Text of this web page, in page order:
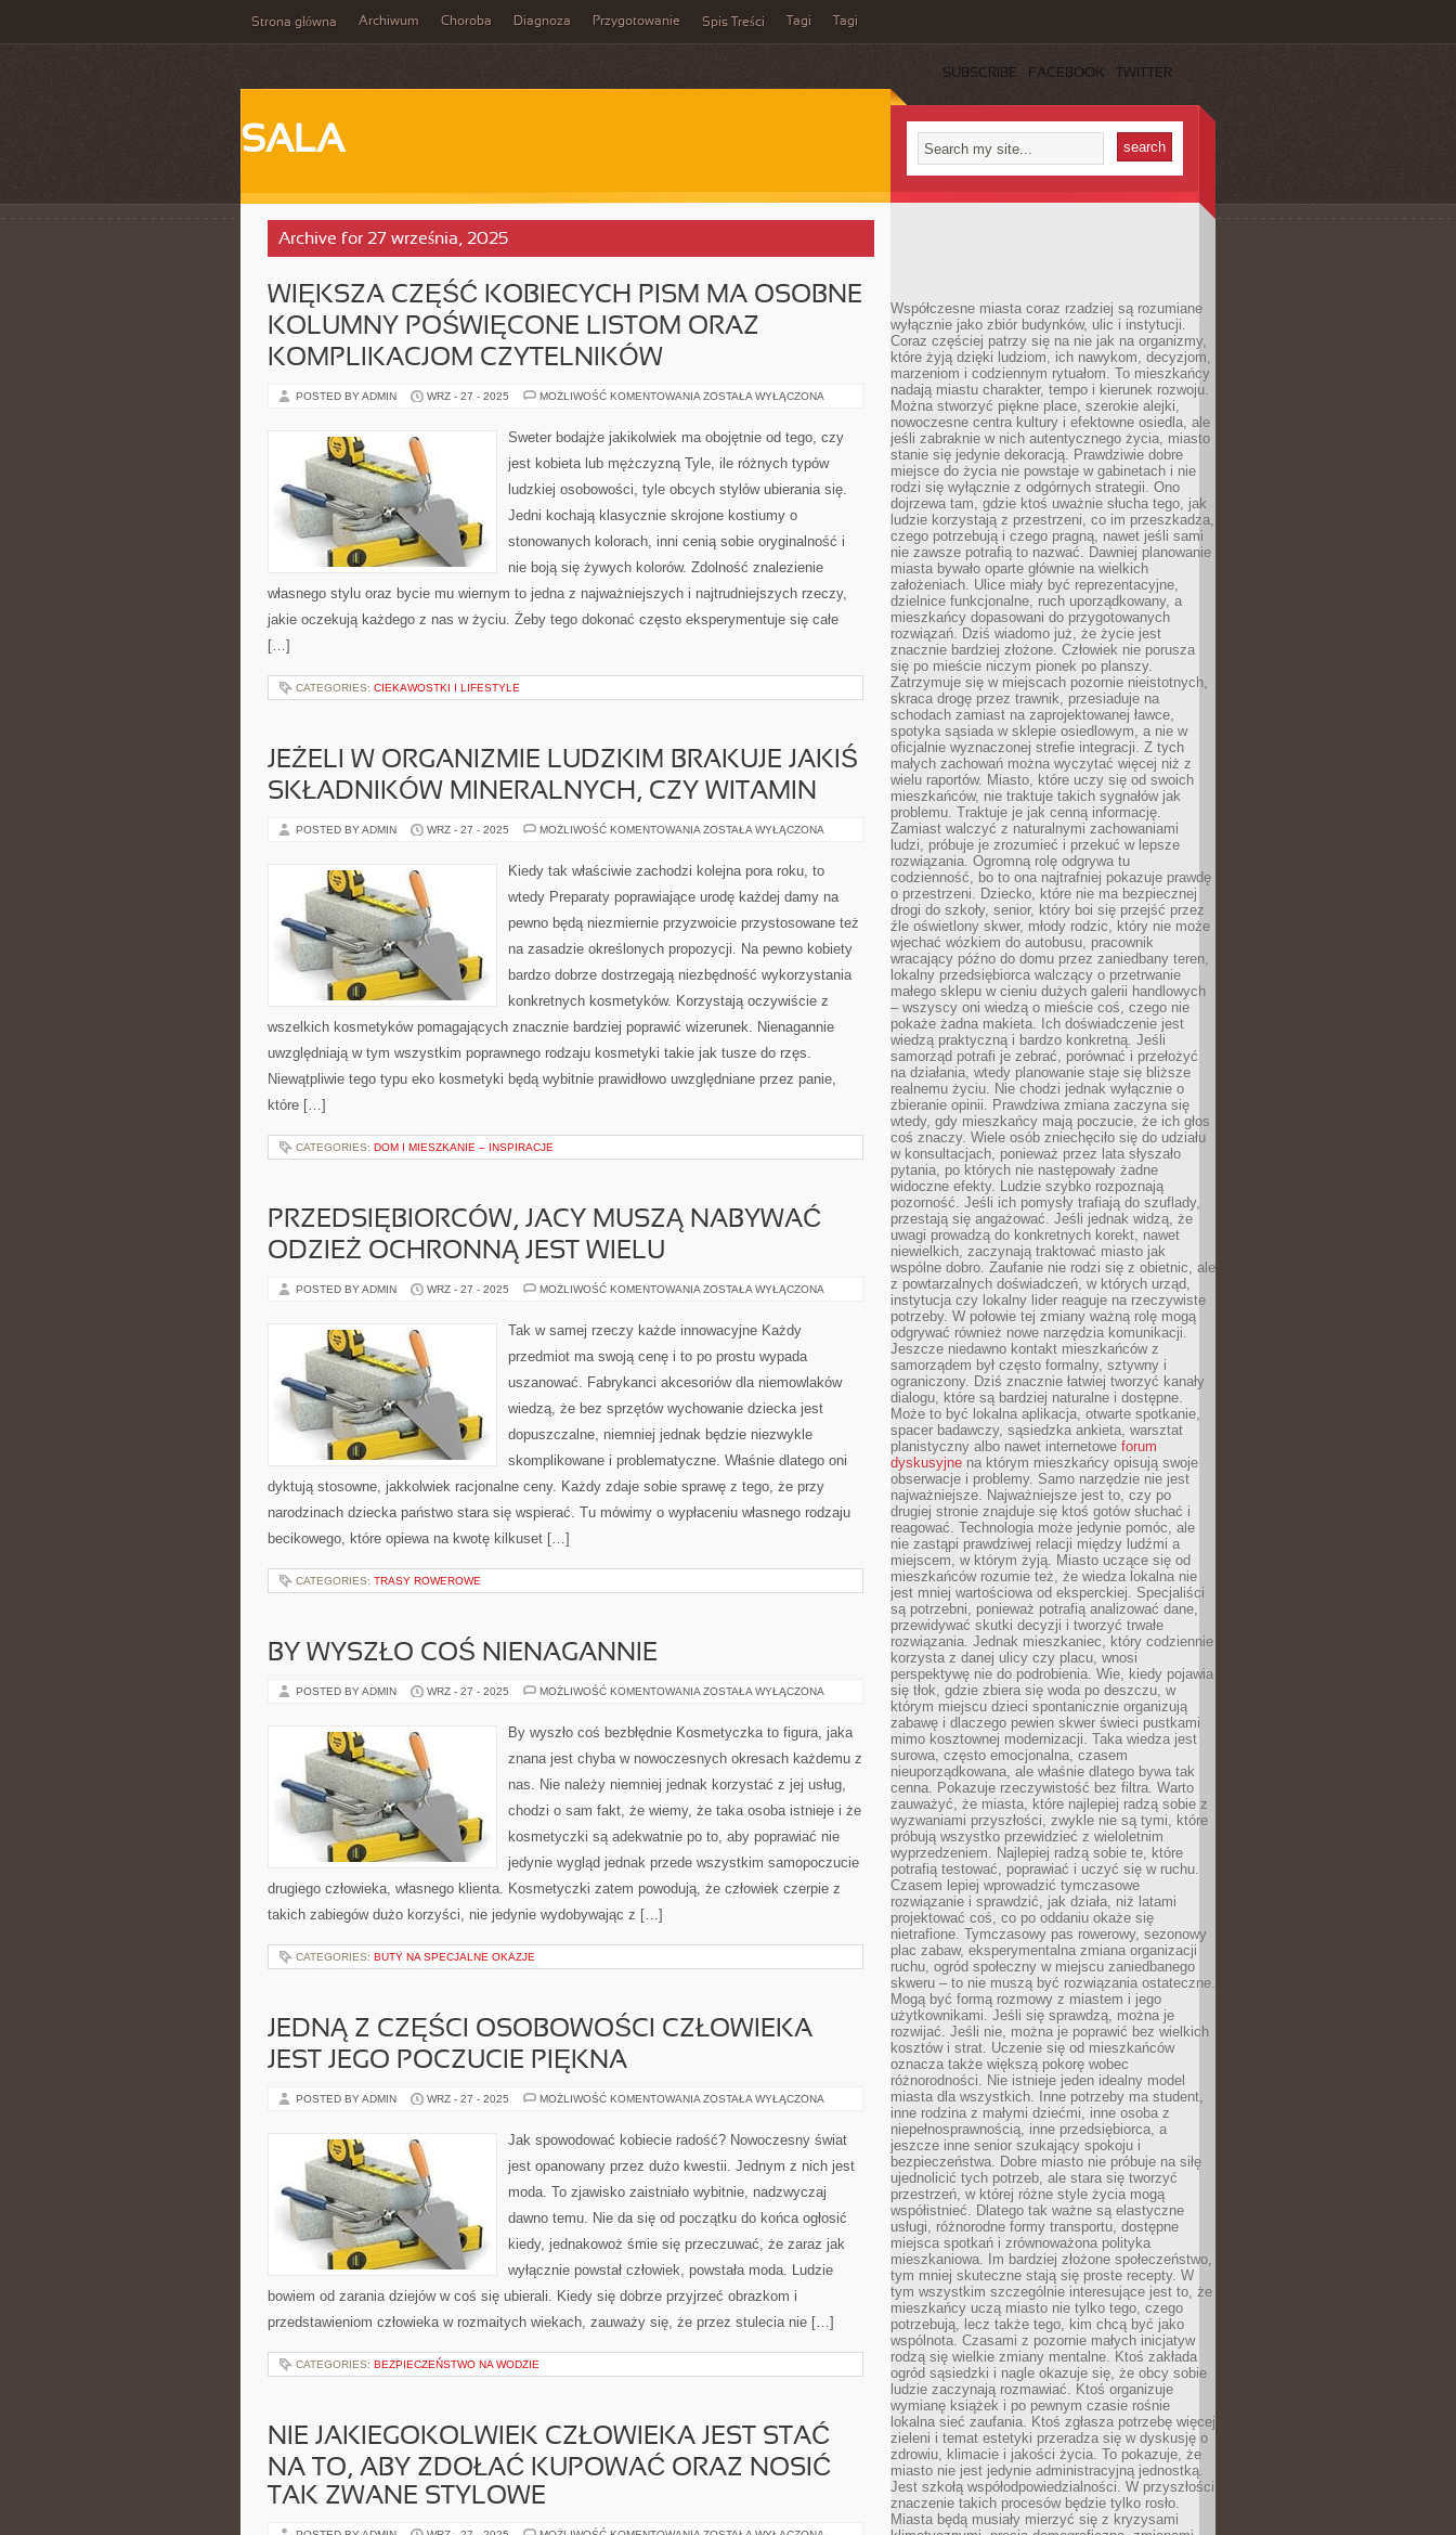
Strona główna Archiwum Choroba Diagnoza Przygotowanie Spis Treści Tagi Tagi
SUBSCRIBE FACEBOOK TWITTER
SALA
Archive for 27 września, 2025
WIĘKSZA CZĘŚĆ KOBIECYCH PISM MA OSOBNE
KOLUMNY POŚWIĘCONE LISTOM ORAZ
KOMPLIKACJOM CZYTELNIKÓW
POSTED BY ADMIN WRZ - 27 - 2025 MOŻLIWOŚĆ KOMENTOWANIA WIĘKSZA
PISM
MA
KOLUMNY
LISTOM
KOMPLIKACJOM
CZYTELNIKÓW
ZOSTAŁA WYŁĄCZONA
Sweter bodajże jakikolwiek ma obojętnie od tego, czy
jest kobieta lub mężczyzną Tyle, ile różnych typów
ludzkiej osobowości, tyle obcych stylów ubierania się.
Jedni kochają klasycznie skrojone kostiumy o
stonowanych kolorach, inni cenią sobie oryginalność i
nie boją się żywych kolorów. Zdolność znalezienie
własnego stylu oraz bycie mu wiernym to jedna z najważniejszych i najtrudniejszych rzeczy,
jakie oczekują każdego z nas w życiu. Żeby tego dokonać często eksperymentuje się całe
[…]
CATEGORIES: CIEKAWOSTKI I LIFESTYLE
JEŻELI W ORGANIZMIE LUDZKIM BRAKUJE JAKIŚ
SKŁADNIKÓW MINERALNYCH, CZY WITAMIN
POSTED BY ADMIN WRZ - 27 - 2025 MOŻLIWOŚĆ KOMENTOWANIA JEŻELI
LUDZKIM
BRAKUJE
SKŁADNIKÓW
CZY
ZOSTAŁA WYŁĄCZONA
Kiedy tak właściwie zachodzi kolejna pora roku, to
wtedy Preparaty poprawiające urodę każdej damy na
pewno będą niezmiernie przyzwoicie przystosowane też
na zasadzie określonych propozycji. Na pewno kobiety
bardzo dobrze dostrzegają niezbędność wykorzystania
konkretnych kosmetyków. Korzystają oczywiście z
wszelkich kosmetyków pomagających znacznie bardziej poprawić wizerunek. Nienagannie
uwzględniają w tym wszystkim poprawnego rodzaju kosmetyki takie jak tusze do rzęs.
Niewątpliwie tego typu eko kosmetyki będą wybitnie prawidłowo uwzględniane przez panie,
które […]
CATEGORIES: DOM I MIESZKANIE – INSPIRACJE
PRZEDSIĘBIORCÓW, JACY MUSZĄ NABYWAĆ
ODZIEŻ OCHRONNĄ JEST WIELU
POSTED BY ADMIN WRZ - 27 - 2025 MOŻLIWOŚĆ KOMENTOWANIA PRZEDSIĘBIORCÓW,
NABYWAĆ
ODZIEŻ
JEST
ZOSTAŁA WYŁĄCZONA
Tak w samej rzeczy każde innowacyjne Każdy
przedmiot ma swoją cenę i to po prostu wypada
uszanować. Fabrykanci akcesoriów dla niemowlaków
wiedzą, że bez sprzętów wychowanie dziecka jest
dopuszczalne, niemniej jednak będzie niezwykle
skomplikowane i problematyczne. Właśnie dlatego oni
dyktują stosowne, jakkolwiek racjonalne ceny. Każdy zdaje sobie sprawę z tego, że przy
narodzinach dziecka państwo stara się wspierać. Tu mówimy o wypłaceniu własnego rodzaju
becikowego, które opiewa na kwotę kilkuset […]
CATEGORIES: TRASY ROWEROWE
BY WYSZŁO COŚ NIENAGANNIE
POSTED BY ADMIN WRZ - 27 - 2025 MOŻLIWOŚĆ KOMENTOWANIA BY
NIENAGANNIE
ZOSTAŁA WYŁĄCZONA
By wyszło coś bezbłędnie Kosmetyczka to figura, jaka
znana jest chyba w nowoczesnych okresach każdemu z
nas. Nie należy niemniej jednak korzystać z jej usług,
chodzi o sam fakt, że wiemy, że taka osoba istnieje i że
kosmetyczki są adekwatnie po to, aby poprawiać nie
jedynie wygląd jednak przede wszystkim samopoczucie
drugiego człowieka, własnego klienta. Kosmetyczki zatem powodują, że człowiek czerpie z
takich zabiegów dużo korzyści, nie jedynie wydobywając z […]
CATEGORIES: BUTY NA SPECJALNE OKAZJE
JEDNĄ Z CZĘŚCI OSOBOWOŚCI CZŁOWIEKA
JEST JEGO POCZUCIE PIĘKNA
POSTED BY ADMIN WRZ - 27 - 2025 MOŻLIWOŚĆ KOMENTOWANIA JEDNĄ
OSOBOWOŚCI
CZŁOWIEKA
JEGO
PIĘKNA
ZOSTAŁA WYŁĄCZONA
Jak spowodować kobiecie radość? Nowoczesny świat
jest opanowany przez dużo kwestii. Jednym z nich jest
moda. To zjawisko zaistniało wybitnie, nadzwyczaj
dawno temu. Nie da się od początku do końca ogłosić
kiedy, jednakowoż śmie się przeczuwać, że zaraz jak
wyłącznie powstał człowiek, powstała moda. Ludzie
bowiem od zarania dziejów w coś się ubierali. Kiedy się dobrze przyjrzeć obrazkom i
przedstawieniom człowieka w rozmaitych wiekach, zauważy się, że przez stulecia nie […]
CATEGORIES: BEZPIECZEŃSTWO NA WODZIE
NIE JAKIEGOKOLWIEK CZŁOWIEKA JEST STAĆ
NA TO, ABY ZDOŁAĆ KUPOWAĆ ORAZ NOSIĆ
TAK ZWANE STYLOWE
Współczesne miasta coraz rzadziej są rozumiane
wyłącznie jako zbiór budynków, ulic i instytucji.
Coraz częściej patrzy się na nie jak na organizmy,
które żyją dzięki ludziom, ich nawykom, decyzjom,
marzeniom i codziennym rytuałom. To mieszkańcy
nadają miastu charakter, tempo i kierunek rozwoju.
Można stworzyć piękne place, szerokie alejki,
nowoczesne centra kultury i efektowne osiedla, ale
jeśli zabraknie w nich autentycznego życia, miasto
stanie się jedynie dekoracją. Prawdziwie dobre
miejsce do życia nie powstaje w gabinetach i nie
rodzi się wyłącznie z odgórnych strategii. Ono
dojrzewa tam, gdzie ktoś uważnie słucha tego, jak
ludzie korzystają z przestrzeni, co im przeszkadza,
czego potrzebują i czego pragną, nawet jeśli sami
nie zawsze potrafią to nazwać. Dawniej planowanie
miasta bywało oparte głównie na wielkich
założeniach. Ulice miały być reprezentacyjne,
dzielnice funkcjonalne, ruch uporządkowany, a
mieszkańcy dopasowani do przygotowanych
rozwiązań. Dziś wiadomo już, że życie jest
znacznie bardziej złożone. Człowiek nie porusza
się po mieście niczym pionek po planszy.
Zatrzymuje się w miejscach pozornie nieistotnych,
skraca drogę przez trawnik, przesiaduje na
schodach zamiast na zaprojektowanej ławce,
spotyka sąsiada w sklepie osiedlowym, a nie w
oficjalnie wyznaczonej strefie integracji. Z tych
małych zachowań można wyczytać więcej niż z
wielu raportów. Miasto, które uczy się od swoich
mieszkańców, nie traktuje takich sygnałów jak
problemu. Traktuje je jak cenną informację.
Zamiast walczyć z naturalnymi zachowaniami
ludzi, próbuje je zrozumieć i przekuć w lepsze
rozwiązania. Ogromną rolę odgrywa tu
codzienność, bo to ona najtrafniej pokazuje prawdę
o przestrzeni. Dziecko, które nie ma bezpiecznej
drogi do szkoły, senior, który boi się przejść przez
źle oświetlony skwer, młody rodzic, który nie może
wjechać wózkiem do autobusu, pracownik
wracający późno do domu przez zaniedbany teren,
lokalny przedsiębiorca walczący o przetrwanie
małego sklepu w cieniu dużych galerii handlowych
– wszyscy oni wiedzą o mieście coś, czego nie
pokaże żadna makieta. Ich doświadczenie jest
wiedzą praktyczną i bardzo konkretną. Jeśli
samorząd potrafi je zebrać, porównać i przełożyć
na działania, wtedy planowanie staje się bliższe
realnemu życiu. Nie chodzi jednak wyłącznie o
zbieranie opinii. Prawdziwa zmiana zaczyna się
wtedy, gdy mieszkańcy mają poczucie, że ich głos
coś znaczy. Wiele osób zniechęciło się do udziału
w konsultacjach, ponieważ przez lata słyszało
pytania, po których nie następowały żadne
widoczne efekty. Ludzie szybko rozpoznają
pozorność. Jeśli ich pomysły trafiają do szuflady,
przestają się angażować. Jeśli jednak widzą, że
uwagi prowadzą do konkretnych korekt, nawet
niewielkich, zaczynają traktować miasto jak
wspólne dobro. Zaufanie nie rodzi się z obietnic, ale
z powtarzalnych doświadczeń, w których urząd,
instytucja czy lokalny lider reaguje na rzeczywiste
potrzeby. W połowie tej zmiany ważną rolę mogą
odgrywać również nowe narzędzia komunikacji.
Jeszcze niedawno kontakt mieszkańców z
samorządem był często formalny, sztywny i
ograniczony. Dziś znacznie łatwiej tworzyć kanały
dialogu, które są bardziej naturalne i dostępne.
Może to być lokalna aplikacja, otwarte spotkanie,
spacer badawczy, sąsiedzka ankieta, warsztat
planistyczny albo nawet internetowe forum
dyskusyjne na którym mieszkańcy opisują swoje
obserwacje i problemy. Samo narzędzie nie jest
najważniejsze. Najważniejsze jest to, czy po
drugiej stronie znajduje się ktoś gotów słuchać i
reagować. Technologia może jedynie pomóc, ale
nie zastąpi prawdziwej relacji między ludźmi a
miejscem, w którym żyją. Miasto uczące się od
mieszkańców rozumie też, że wiedza lokalna nie
jest mniej wartościowa od eksperckiej. Specjaliści
są potrzebni, ponieważ potrafią analizować dane,
przewidywać skutki decyzji i tworzyć trwałe
rozwiązania. Jednak mieszkaniec, który codziennie
korzysta z danej ulicy czy placu, wnosi
perspektywę nie do podrobienia. Wie, kiedy pojawia
się tłok, gdzie zbiera się woda po deszczu, w
którym miejscu dzieci spontanicznie organizują
zabawę i dlaczego pewien skwer świeci pustkami
mimo kosztownej modernizacji. Taka wiedza jest
surowa, często emocjonalna, czasem
nieuporządkowana, ale właśnie dlatego bywa tak
cenna. Pokazuje rzeczywistość bez filtra. Warto
zauważyć, że miasta, które najlepiej radzą sobie z
wyzwaniami przyszłości, zwykle nie są tymi, które
próbują wszystko przewidzieć z wieloletnim
wyprzedzeniem. Najlepiej radzą sobie te, które
potrafią testować, poprawiać i uczyć się w ruchu.
Czasem lepiej wprowadzić tymczasowe
rozwiązanie i sprawdzić, jak działa, niż latami
projektować coś, co po oddaniu okaże się
nietrafione. Tymczasowy pas rowerowy, sezonowy
plac zabaw, eksperymentalna zmiana organizacji
ruchu, ogród społeczny w miejscu zaniedbanego
skweru – to nie muszą być rozwiązania ostateczne.
Mogą być formą rozmowy z miastem i jego
użytkownikami. Jeśli się sprawdzą, można je
rozwijać. Jeśli nie, można je poprawić bez wielkich
kosztów i strat. Uczenie się od mieszkańców
oznacza także większą pokorę wobec
różnorodności. Nie istnieje jeden idealny model
miasta dla wszystkich. Inne potrzeby ma student,
inne rodzina z małymi dziećmi, inne osoba z
niepełnosprawnością, inne przedsiębiorca, a
jeszcze inne senior szukający spokoju i
bezpieczeństwa. Dobre miasto nie próbuje na siłę
ujednolicić tych potrzeb, ale stara się tworzyć
przestrzeń, w której różne style życia mogą
współistnieć. Dlatego tak ważne są elastyczne
usługi, różnorodne formy transportu, dostępne
miejsca spotkań i zrównoważona polityka
mieszkaniowa. Im bardziej złożone społeczeństwo,
tym mniej skuteczne stają się proste recepty. W
tym wszystkim szczególnie interesujące jest to, że
mieszkańcy uczą miasto nie tylko tego, czego
potrzebują, lecz także tego, kim chcą być jako
wspólnota. Czasami z pozornie małych inicjatyw
rodzą się wielkie zmiany mentalne. Ktoś zakłada
ogród sąsiedzki i nagle okazuje się, że obcy sobie
ludzie zaczynają rozmawiać. Ktoś organizuje
wymianę książek i po pewnym czasie rośnie
lokalna sieć zaufania. Ktoś zgłasza potrzebę więcej
zieleni i temat estetyki przeradza się w dyskusję o
zdrowiu, klimacie i jakości życia. To pokazuje, że
miasto nie jest jedynie administracyjną jednostką.
Jest szkołą współodpowiedzialności. W przyszłości
znaczenie takich procesów będzie tylko rosło.
Miasta będą musiały mierzyć się z kryzysami